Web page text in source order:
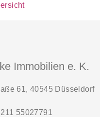
Immobilien e. K.
61, 40545 Düsseldorf
55027791